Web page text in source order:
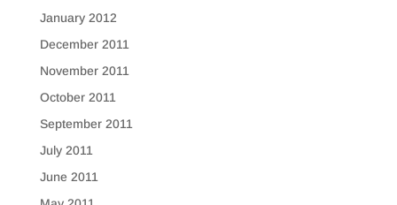
January 2012
December 2011
November 2011
October 2011
September 2011
July 2011
June 2011